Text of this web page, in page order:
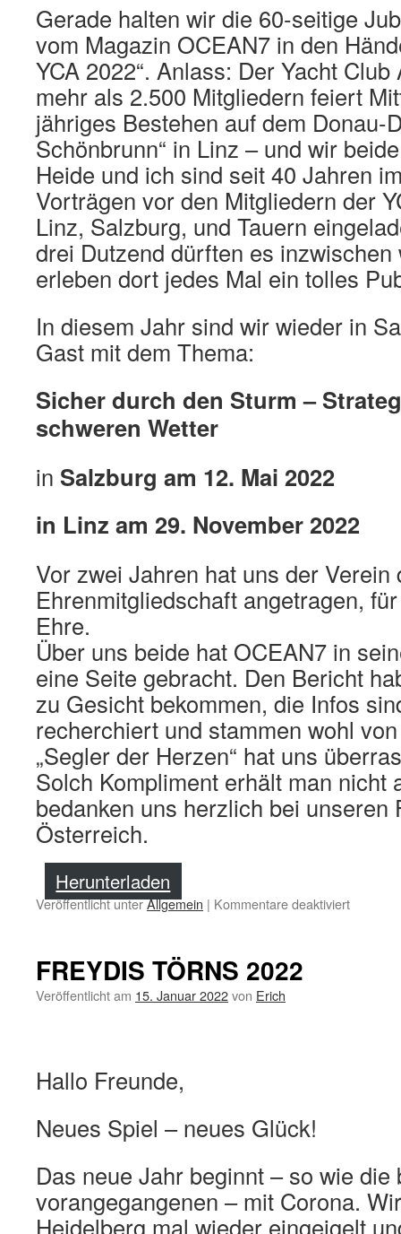
Gerade halten wir die 60-seitige
vom Magazin OCEAN7 in den
YCA 2022“. Anlass: Der Yacht
mehr als 2.500 Mitgliedern feiert
jähriges Bestehen auf dem Donau-
Schönbrunn“ in Linz – und wir
Heide und ich sind seit 40 Jahren
Vorträgen vor den Mitgliedern der
Linz, Salzburg, und Tauern
drei Dutzend dürften es
erleben dort jedes Mal ein tolles
In diesem Jahr sind wir wieder in
Gast mit dem Thema:
Sicher durch den Sturm –
schweren Wetter
in Salzburg am 12. Mai 2022
in Linz am 29. November 2022
Vor zwei Jahren hat uns der Verein
Ehrenmitgliedschaft angetragen,
Ehre.
Über uns beide hat OCEAN7 in
eine Seite gebracht. Den Bericht
zu Gesicht bekommen, die Infos
recherchiert und stammen wohl
„Segler der Herzen“ hat uns
Solch Kompliment erhält man nicht
bedanken uns herzlich bei unseren
Österreich.
Herunterladen
Veröffentlicht unterAllgemein | Kommentare deaktiviertfür
FREYDIS TÖRNS 2022
Veröffentlicht am 15. Januar 2022von Erich
Hallo Freunde,
Neues Spiel – neues Glück!
Das neue Jahr beginnt – so wie die
vorangegangenen – mit Corona.
Heidelberg mal wieder eingeigelt